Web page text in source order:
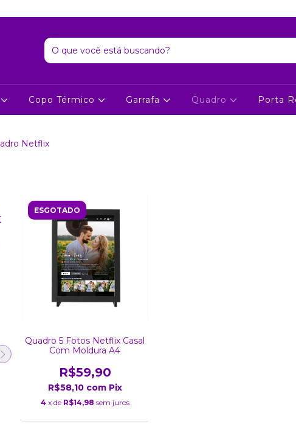
Copo Térmico Garrafa Quadro Porta
Netflix
ESGOTADO
Quadro 5 Fotos Netflix Casal
Com Moldura A4
R$59,90
R$58,10 com Pix
4 x de R$14,98 sem juros